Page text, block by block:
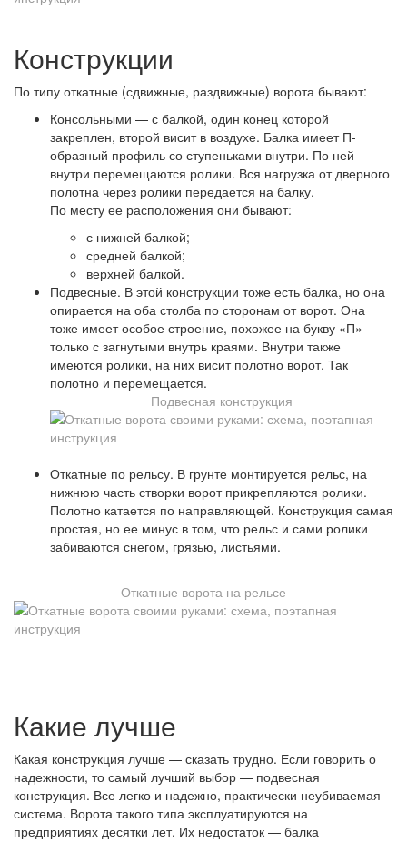
Конструкции
По типу откатные (сдвижные, раздвижные) ворота бывают:
Консольными — с балкой, один конец которой
закреплен, второй висит в воздухе. Балка имеет П-
образный профиль со ступеньками внутри. По ней
внутри перемещаются ролики. Вся нагрузка от дверного
полотна через ролики передается на балку.
По месту ее расположения они бывают:
с нижней балкой;
средней балкой;
верхней балкой.
Подвесные. В этой конструкции тоже есть балка, но она
опирается на оба столба по сторонам от ворот. Она
тоже имеет особое строение, похожее на букву «П»
только с загнутыми внутрь краями. Внутри также
имеются ролики, на них висит полотно ворот. Так
полотно и перемещается.
Подвесная конструкция
Откатные по рельсу. В грунте монтируется рельс, на
нижнюю часть створки ворот прикрепляются ролики.
Полотно катается по направляющей. Конструкция самая
простая, но ее минус в том, что рельс и сами ролики
забиваются снегом, грязью, листьями.
Откатные ворота на рельсе
Какие лучше
Какая конструкция лучше — сказать трудно. Если говорить о
надежности, то самый лучший выбор — подвесная
конструкция. Все легко и надежно, практически неубиваемая
система. Ворота такого типа эксплуатируются на
предприятиях десятки лет. Их недостаток — балка